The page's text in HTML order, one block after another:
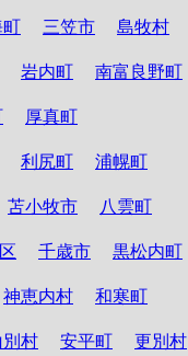
町 三笠市 島牧村
岩内町 南富良野町
厚真町
利尻町 浦幌町
苫小牧市 八雲町
千歳市 黒松内町
神恵内村 和寒町
村 安平町 更別村